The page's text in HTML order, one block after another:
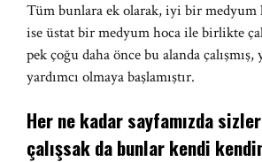
Tüm bunlara ek olarak, iyi bir
ise üstat bir medyum hoca ile birlikte
pek çoğu daha önce bu alanda
yardımcı olmaya başlamıştır.
Her ne kadar sayfamızda
çalışsak da bunlar kendi